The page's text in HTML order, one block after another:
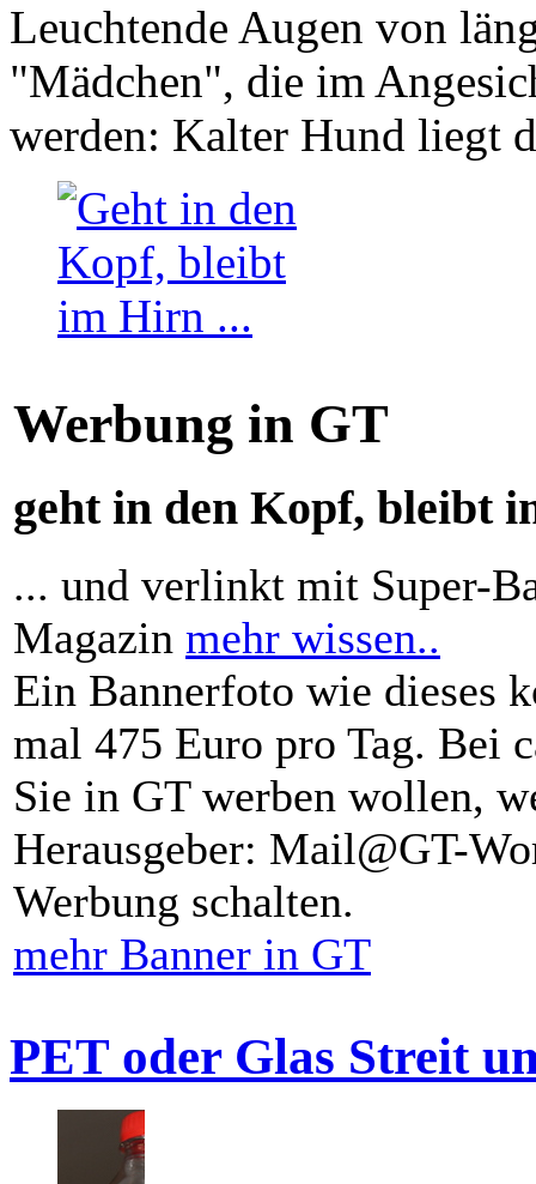
Leuchtende Augen von
"Mädchen", die im
werden: Kalter Hund liegt
Werbung in GT
geht in den Kopf, bleibt
... und verlinkt mit Super-
Magazin mehr wissen..
Ein Bannerfoto wie dieses
mal 475 Euro pro Tag. Bei
Sie in GT werben wollen,
Herausgeber: Mail@GT-
Werbung schalten.
mehr Banner in GT
PET oder Glas Streit